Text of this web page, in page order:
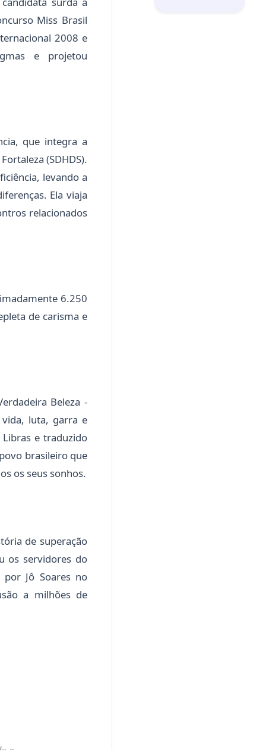
Miss Brasil
2008 e
e projetou
que integra a
(SDHDS).
levando a
Ela viaja
relacionados
6.250
de carisma e
Beleza -
luta, garra e
e traduzido
brasileiro que
os seus sonhos.
de superação
os servidores do
por Jô Soares no
a milhões de